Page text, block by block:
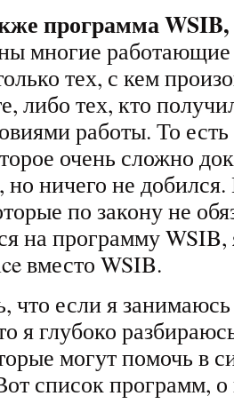
программа WSIB,
многие
тех, с кем
либо тех, кто
работы. То
очень сложно
но ничего не
по закону не
на программу
вместо WSIB.
что если я
я глубоко
могут помочь в
список программ,